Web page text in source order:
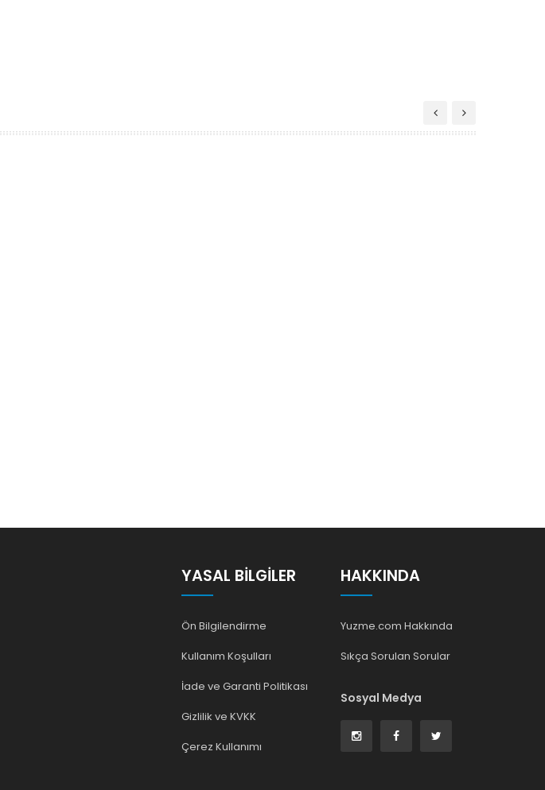
YASAL BILGILER
Ön Bilgilendirme
Kullanım Koşulları
İade ve Garanti Politikası
Gizlilik ve KVKK
Çerez Kullanımı
HAKKINDA
Yuzme.com Hakkında
Sıkça Sorulan Sorular
Sosyal Medya